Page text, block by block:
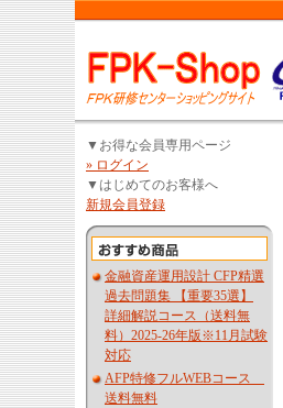
▼お得な会員専用ページ
» ログイン
▼はじめてのお客様へ
新規会員登録
金融資産運用設計 CFP精選
過去問題集 【重要35選】
詳細解説コース（送料無
料）2025-26年版※11月試験
対応
AFP特修フルWEBコース
送料無料